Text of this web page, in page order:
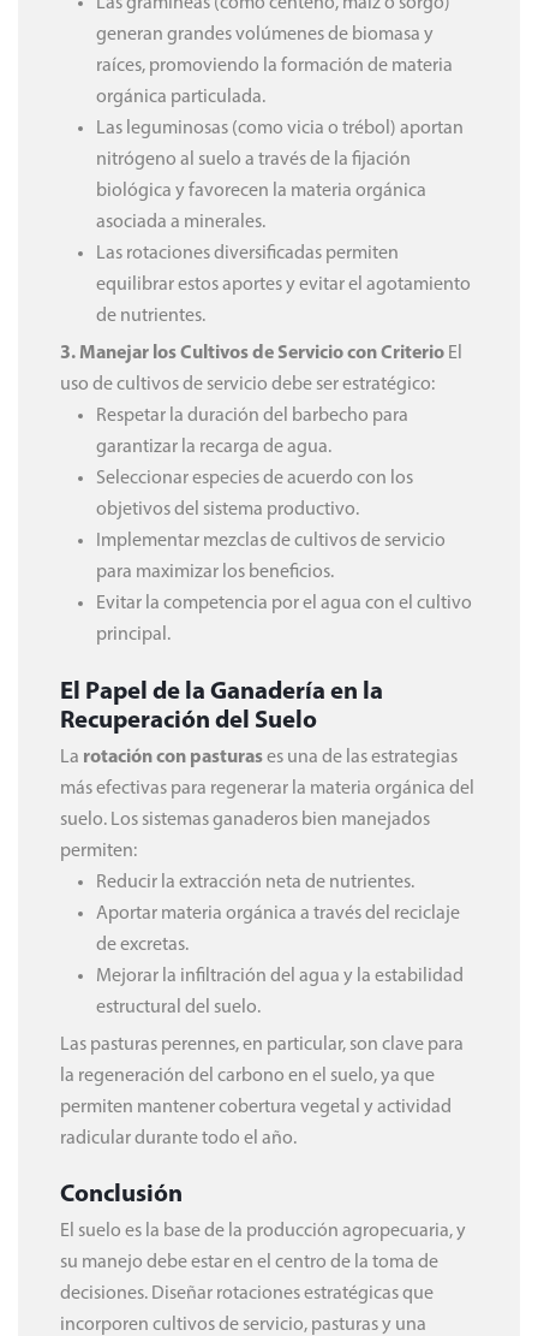
generan grandes volúmenes de biomasa y
raíces, promoviendo la formación de materia
orgánica particulada.
Las leguminosas (como vicia o trébol) aportan
nitrógeno al suelo a través de la fijación
biológica y favorecen la materia orgánica
asociada a minerales.
Las rotaciones diversificadas permiten
equilibrar estos aportes y evitar el agotamiento
de nutrientes.
3. Manejar los Cultivos de Servicio con Criterio El
uso de cultivos de servicio debe ser estratégico:
Respetar la duración del barbecho para
garantizar la recarga de agua.
Seleccionar especies de acuerdo con los
objetivos del sistema productivo.
Implementar mezclas de cultivos de servicio
para maximizar los beneficios.
Evitar la competencia por el agua con el cultivo
principal.
El Papel de la Ganadería en la
Recuperación del Suelo
La rotación con pasturases una de las estrategias
más efectivas para regenerar la materia orgánica del
suelo. Los sistemas ganaderos bien manejados
permiten:
Reducir la extracción neta de nutrientes.
Aportar materia orgánica a través del reciclaje
de excretas.
Mejorar la infiltración del agua y la estabilidad
estructural del suelo.
Las pasturas perennes, en particular, son clave para
la regeneración del carbono en el suelo, ya que
permiten mantener cobertura vegetal y actividad
radicular durante todo el año.
Conclusión
El suelo es la base de la producción agropecuaria, y
su manejo debe estar en el centro de la toma de
decisiones. Diseñar rotaciones estratégicas que
incorporen cultivos de servicio, pasturas y una